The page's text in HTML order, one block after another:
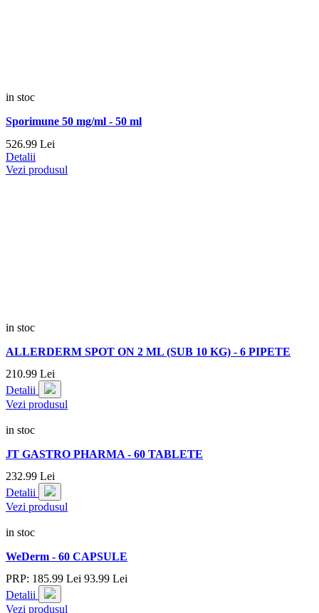
in stoc
Sporimune 50 mg/ml - 50 ml
526.99 Lei
Detalii
Vezi produsul
in stoc
ALLERDERM SPOT ON 2 ML (SUB 10 KG) - 6 PIPETE
210.99 Lei
Detalii
Vezi produsul
in stoc
JT GASTRO PHARMA - 60 TABLETE
232.99 Lei
Detalii
Vezi produsul
in stoc
WeDerm - 60 CAPSULE
PRP: 185.99 Lei 93.99 Lei
Detalii
Vezi produsul